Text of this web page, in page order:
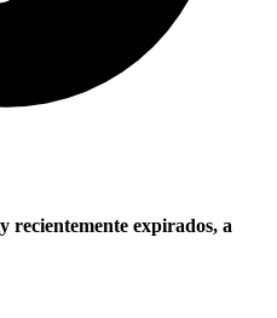
recientemente expirados, a